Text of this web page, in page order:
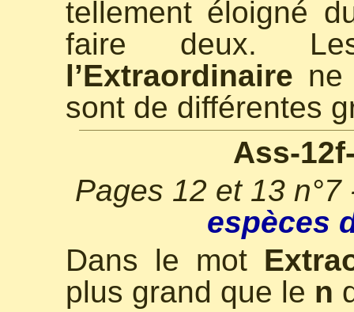
tellement éloigné
faire deux.
l’Extraordinaire
sont de différentes
Ass-
Pages 12 et 13
espèces
Dans le mot
plus grand que le n